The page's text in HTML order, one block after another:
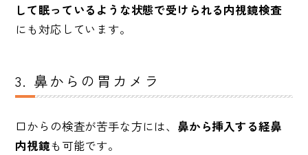
して眠っているような状態で受けられる内視鏡検査
にも対応しています。
3. 鼻からの胃カメラ
口からの検査が苦手な方には、 鼻から挿入する経鼻
内視鏡も可能です。